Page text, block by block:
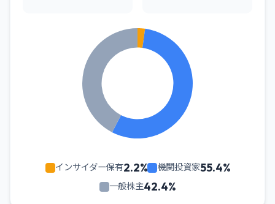
インサイダー保有2.2% 機関投資家55.4%
一般株主42.4%